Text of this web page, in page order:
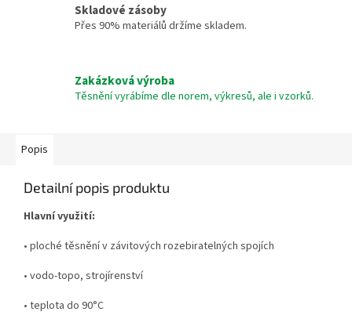
Skladové zásoby
Přes 90% materiálů držíme skladem.
Zakázková výroba
Těsnění vyrábíme dle norem, výkresů, ale i vzorků.
Popis
Detailní popis produktu
Hlavní využití:
• ploché těsnění v závitových rozebiratelných spojích
• vodo-topo, strojírenství
• teplota do 90°C